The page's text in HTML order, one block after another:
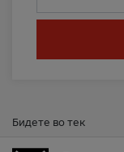
Бидете во тек